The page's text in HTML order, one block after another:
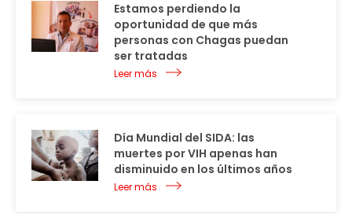
Estamos perdiendo la
oportunidad de que más
personas con Chagas puedan
ser tratadas
Leer más
Día Mundial del SIDA: las
muertes por VIH apenas han
disminuido en los últimos años
Leer más